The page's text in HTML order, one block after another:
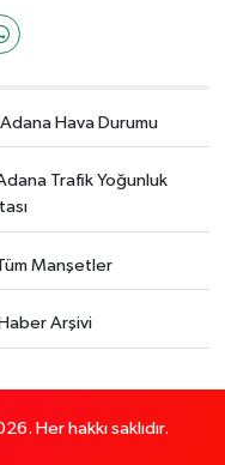
Adana Hava Durumu
Trafik Yoğunluk
Manşetler
Haber Arşivi
Her hakkı saklıdır.